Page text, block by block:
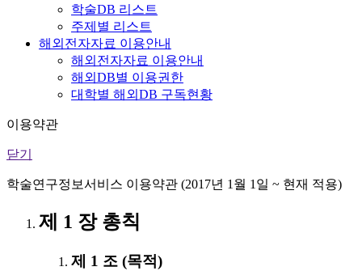
학술DB 리스트
주제별 리스트
해외전자자료 이용안내
해외전자자료 이용안내
해외DB별 이용권한
대학별 해외DB 구독현황
이용약관
닫기
학술연구정보서비스 이용약관 (2017년 1월 1일 ~ 현재 적용)
제 1 장 총칙
제 1 조 (목적)